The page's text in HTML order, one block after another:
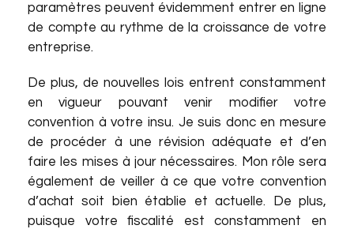
paramètres peuvent évidemment entrer en ligne
de compte au rythme de la croissance de votre
entreprise.
De plus, de nouvelles lois entrent constamment
en vigueur pouvant venir modifier votre
convention à votre insu. Je suis donc en mesure
de procéder à une révision adéquate et d’en
faire les mises à jour nécessaires. Mon rôle sera
également de veiller à ce que votre convention
d’achat soit bien établie et actuelle. De plus,
puisque votre fiscalité est constamment en